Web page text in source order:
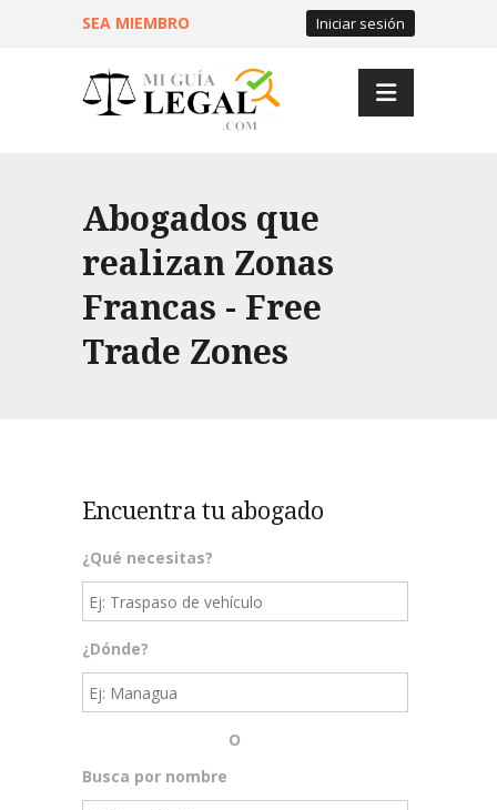
SEA MIEMBRO Iniciar sesión
Abogados que
realizan Zonas
Francas - Free
Trade Zones
Encuentra tu abogado
¿Qué necesitas?
¿Dónde?
O
Busca por nombre